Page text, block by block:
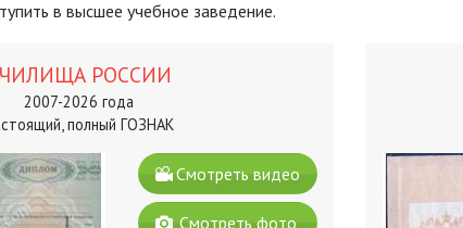
в высшее учебное заведение.
РОССИИ
2007-2026 года
полный ГОЗНАК
Смотреть видео
Смотреть фото